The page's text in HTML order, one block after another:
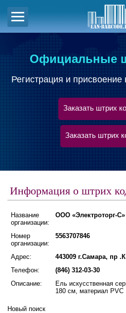
Официальные
Регистрация и
Заказать штрих
Заказать штрих
Информация о штрих
Название
организации:
ООО «Электроторг-С»
Номер
организации:
5563707846
Адрес:
443009 г.Самара, пр
Телефон:
(846) 312-03-30
Описание:
Ель искусственная
180 см, материал PVC
Новый поиск